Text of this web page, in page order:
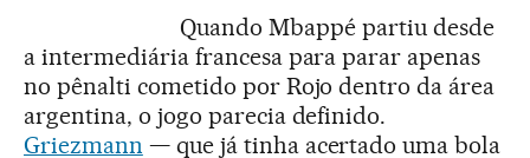
Quando Mbappé partiu desde
a intermediária francesa para parar apenas
no pênalti cometido por Rojo dentro da área
argentina, o jogo parecia definido.
Griezmann — que já tinha acertado uma bola